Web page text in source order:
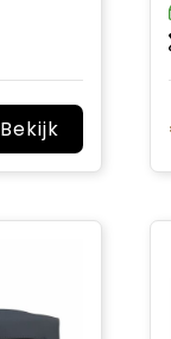
Bekijk